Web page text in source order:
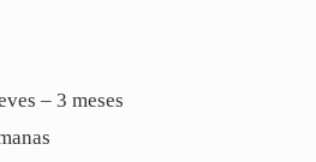
– 3 meses